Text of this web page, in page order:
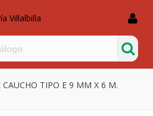
CAUCHO TIPO E 9 MM X 6 M.